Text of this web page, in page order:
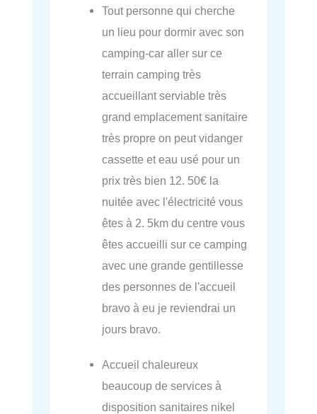
Tout personne qui cherche
un lieu pour dormir avec son
camping-car aller sur ce
terrain camping très
accueillant serviable très
grand emplacement sanitaire
très propre on peut vidanger
cassette et eau usé pour un
prix très bien 12. 50€ la
nuitée avec l'électricité vous
êtes à 2. 5km du centre vous
êtes accueilli sur ce camping
avec une grande gentillesse
des personnes de l'accueil
bravo à eu je reviendrai un
jours bravo.
Accueil chaleureux
beaucoup de services à
disposition sanitaires nikel